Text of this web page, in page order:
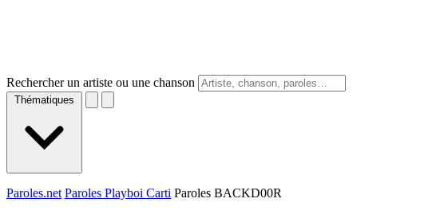
Rechercher un artiste ou une chanson
Thématiques
Paroles.net Paroles Playboi Carti Paroles BACKD00R